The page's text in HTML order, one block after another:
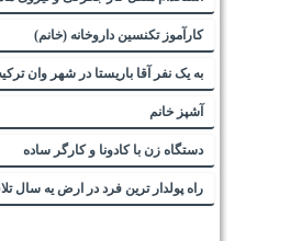
کارآموز تکنسین داروخانه (خانم)
به یک نفر آقا باریستا در شهر وان
آشپز خانم
دستگاه زن با کادونا و کارگر ساده
راه پولدار ترین فرد در ارض یه سال